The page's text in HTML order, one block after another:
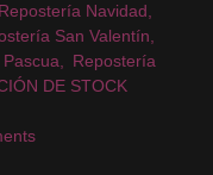
Repostería Navidad
San Valentín
Repostería
DE STOCK